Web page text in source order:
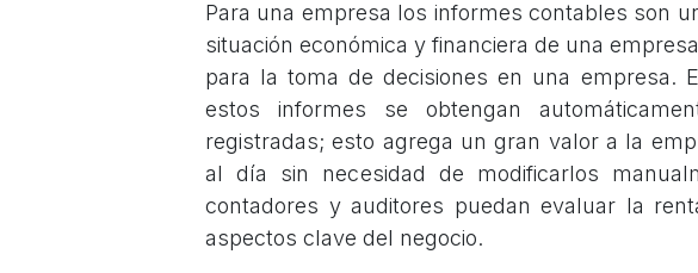
Para una empresa los informes contables son
situación económica y financiera de una
para la toma de decisiones en una empresa.
estos informes se obtengan
registradas; esto agrega un gran valor a la
al día sin necesidad de modificarlos
contadores y auditores puedan evaluar la
aspectos clave del negocio.